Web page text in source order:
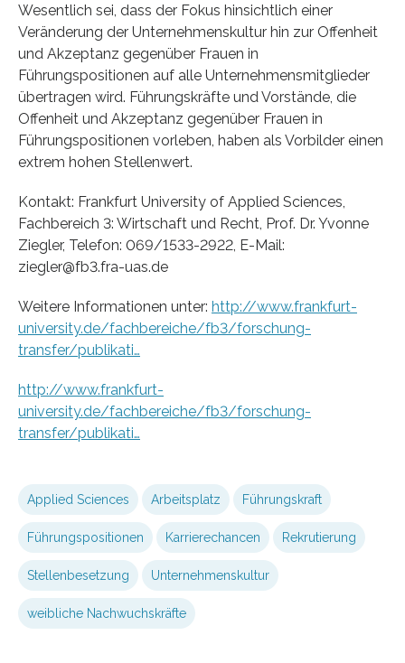
Wesentlich sei, dass der Fokus hinsichtlich einer
Veränderung der Unternehmenskultur hin zur Offenheit
und Akzeptanz gegenüber Frauen in
Führungspositionen auf alle Unternehmensmitglieder
übertragen wird. Führungskräfte und Vorstände, die
Offenheit und Akzeptanz gegenüber Frauen in
Führungspositionen vorleben, haben als Vorbilder einen
extrem hohen Stellenwert.
Kontakt: Frankfurt University of Applied Sciences,
Fachbereich 3: Wirtschaft und Recht, Prof. Dr. Yvonne
Ziegler, Telefon: 069/1533-2922, E-Mail:
ziegler@fb3.fra-uas.de
Weitere Informationen unter: http://www.frankfurt-
university.de/fachbereiche/fb3/forschung-
transfer/publikati…
http://www.frankfurt-
university.de/fachbereiche/fb3/forschung-
transfer/publikati…
Applied Sciences Arbeitsplatz Führungskraft
Führungspositionen Karrierechancen Rekrutierung
Stellenbesetzung Unternehmenskultur
weibliche Nachwuchskräfte